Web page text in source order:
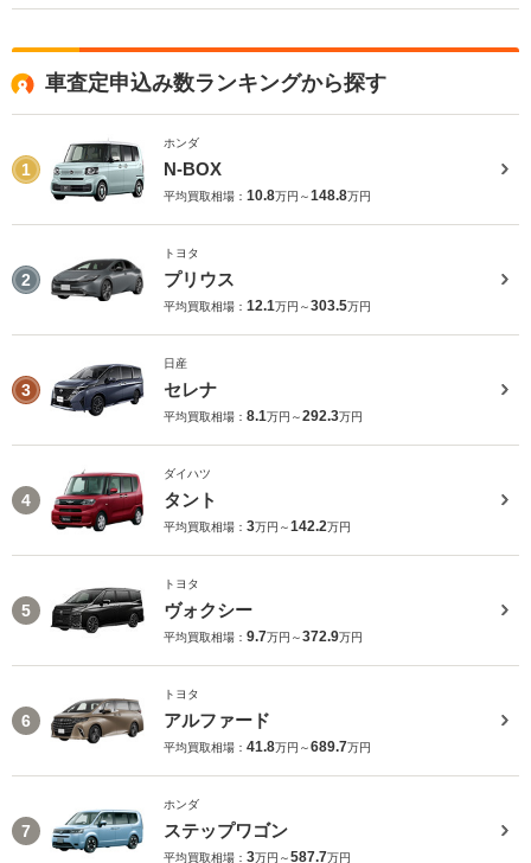
車査定申込み数ランキングから探す
1
ホンダ
N-BOX
平均買取相場： 10.8万円～148.8万円
2
トヨタ
プリウス
平均買取相場： 12.1万円～303.5万円
3
日産
セレナ
平均買取相場： 8.1万円～292.3万円
4
ダイハツ
タント
平均買取相場： 3万円～142.2万円
5
トヨタ
ヴォクシー
平均買取相場： 9.7万円～372.9万円
6
トヨタ
アルファード
平均買取相場： 41.8万円～689.7万円
7
ホンダ
ステップワゴン
平均買取相場： 3万円～587.7万円